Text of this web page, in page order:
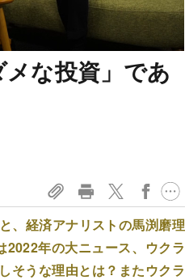
な投資」であ
、経済アナリストの馬渕磨理
年の大ニュース、ウクラ
そうな理由とは？またウクラ